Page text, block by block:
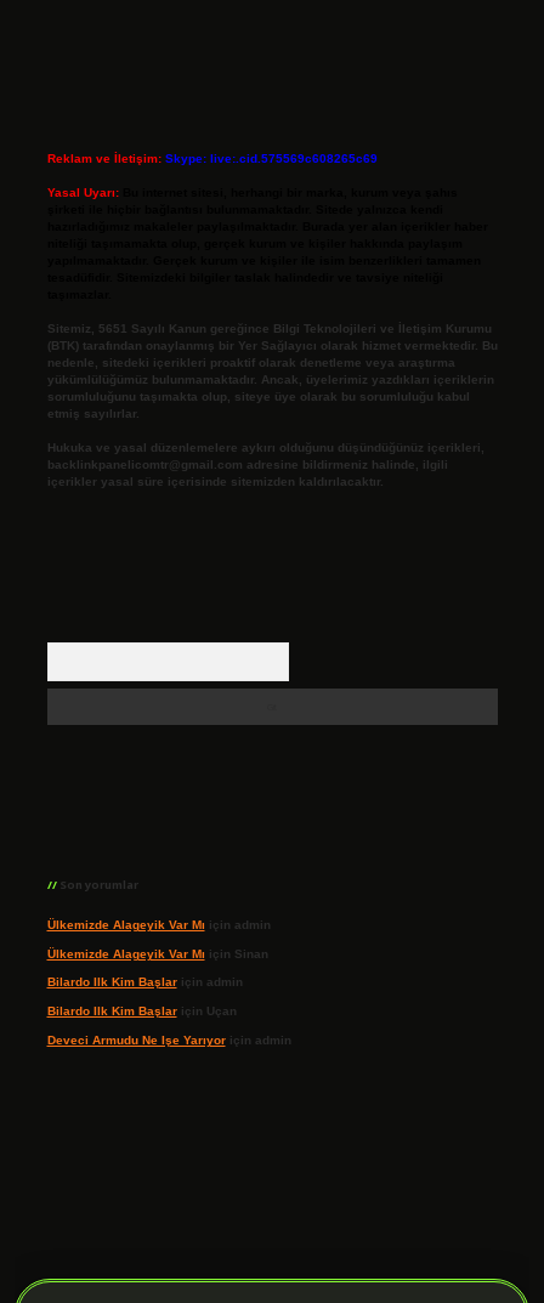
Reklam ve İletişim: Skype: live:.cid.575569c608265c69
Yasal Uyarı:
Sitemiz, 5651 Sayılı Kanun gereğince Bilgi Teknolojileri ve İletişim Kurumu
(BTK) tarafından onaylanmış bir Yer Sağlayıcı olarak hizmet vermektedir. Bu
nedenle, sitedeki içerikleri proaktif olarak denetleme veya araştırma
yükümlülüğümüz bulunmamaktadır. Ancak, üyelerimiz yazdıkları içeriklerin
sorumluluğunu taşımakta olup, siteye üye olarak bu sorumluluğu kabul
etmiş sayılırlar.
Hukuka ve yasal düzenlemelere aykırı olduğunu düşündüğünüz içerikleri,
backlinkpanelicomtr@gmail.com adresine bildirmeniz halinde, ilgili
içerikler yasal süre içerisinde sitemizden kaldırılacaktır.
Son yorumlar
Ülkemizde Alageyik Var Mı için admin
Ülkemizde Alageyik Var Mı için Sinan
Bilardo Ilk Kim Başlariçin admin
Bilardo Ilk Kim Başlariçin Uçan
Deveci Armudu Ne Işe Yarıyoriçin admin